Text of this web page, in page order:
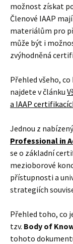
možnost získat
Členové IAAP
materiálům pro
může být i
zvýhodněná
Přehled všeho,
najdete v článku
a IAAP
Jednou z
Professional in
se o základní
mezioborové
přístupnosti a
strategiích
Přehled toho, co
tzv. Body of
tohoto